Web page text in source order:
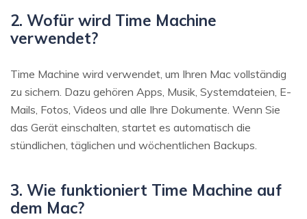
2. Wofür wird Time Machine
verwendet?
Time Machine wird verwendet, um Ihren Mac vollständig
zu sichern. Dazu gehören Apps, Musik, Systemdateien, E-
Mails, Fotos, Videos und alle Ihre Dokumente. Wenn Sie
das Gerät einschalten, startet es automatisch die
stündlichen, täglichen und wöchentlichen Backups.
3. Wie funktioniert Time Machine auf
dem Mac?